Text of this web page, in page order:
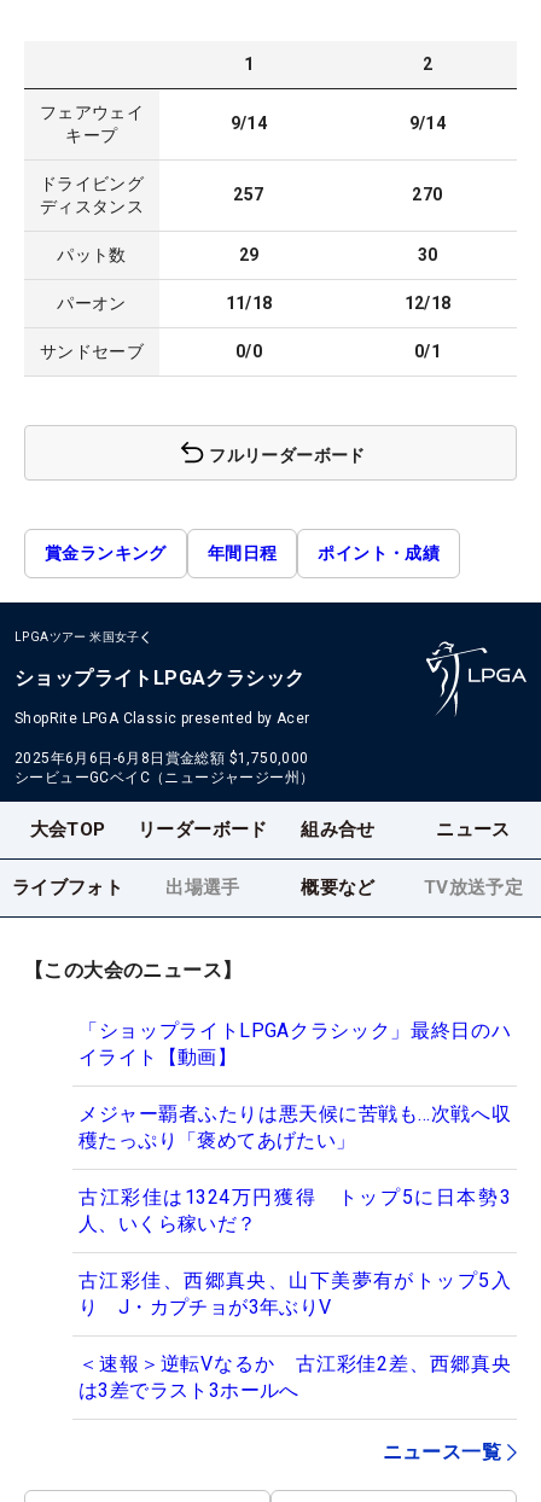
1 2
フェアウェイ
キープ
9/14 9/14
ドライビング
ディスタンス
257 270
パット数 29 30
パーオン 11/18 12/18
サンドセーブ 0/0 0/1
フルリーダーボード
賞金ランキング 年間日程 ポイント・成績
LPGAツアー 米国女子
ショップライトLPGAクラシック
ShopRite LPGA Classic presented by Acer
2025年6月6日-6月8日 賞金総額 $1,750,000
シービューGCベイC（ニュージャージー州）
大会TOP リーダーボード 組み合せ ニュース
ライブフォト 出場選手 概要など TV放送予定
【この大会のニュース】
「ショップライトLPGAクラシック」最終日のハ
イライト【動画】
メジャー覇者ふたりは悪天候に苦戦も…次戦へ収
穫たっぷり「褒めてあげたい」
古江彩佳は1324万円獲得 トップ5に日本勢3
人、いくら稼いだ？
古江彩佳、西郷真央、山下美夢有がトップ5入
り J・カプチョが3年ぶりV
＜速報＞逆転Vなるか 古江彩佳2差、西郷真央
は3差でラスト3ホールへ
ニュース一覧